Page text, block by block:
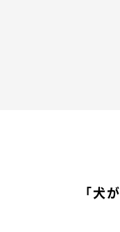
「犬